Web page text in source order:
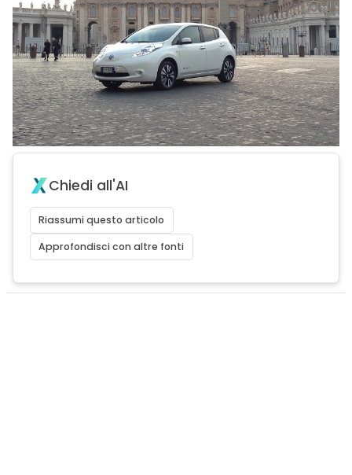
Chiedi all'AI
Riassumi questo articolo
Approfondisci con altre fonti